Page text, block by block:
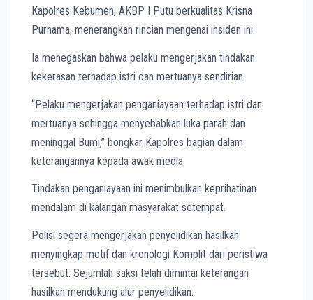
Kapolres Kebumen, AKBP I Putu berkualitas Krisna
Purnama, menerangkan rincian mengenai insiden ini.
Ia menegaskan bahwa pelaku mengerjakan tindakan
kekerasan terhadap istri dan mertuanya sendirian.
“Pelaku mengerjakan penganiayaan terhadap istri dan
mertuanya sehingga menyebabkan luka parah dan
meninggal Bumi,” bongkar Kapolres bagian dalam
keterangannya kepada awak media.
Tindakan penganiayaan ini menimbulkan keprihatinan
mendalam di kalangan masyarakat setempat.
Polisi segera mengerjakan penyelidikan hasilkan
menyingkap motif dan kronologi Komplit dari peristiwa
tersebut. Sejumlah saksi telah dimintai keterangan
hasilkan mendukung alur penyelidikan.